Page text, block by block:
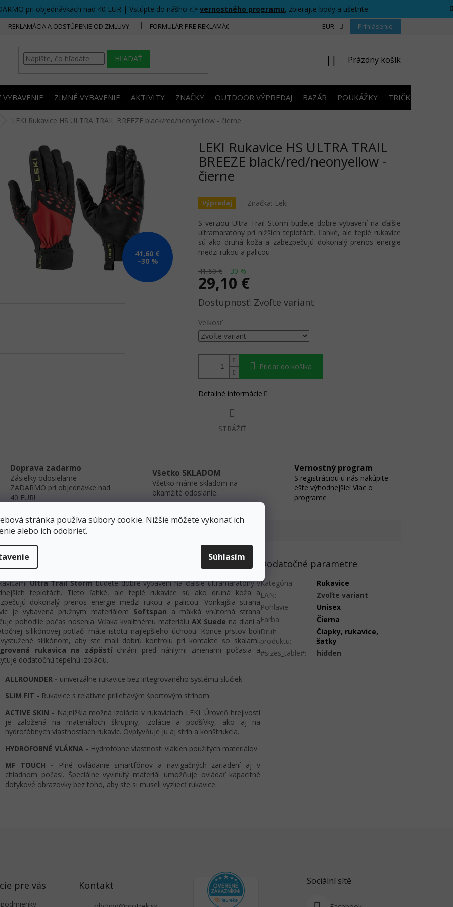
stránka používa súbory cookie. Nižšie môžete vykonať ich
alebo ich odobrieť.
Súhlasím
pri objednávkach nad 40 EUR | Vstúpte do nášho 👉 vernostného programu, zbierajte body a ušetrite.
REKLAMÁCIA A ODSTÚPENIE OD ZMLUVY FORMULÁR PRE REKLAMÁCIU FORMULÁR PRE ODSTÚPENIE OD ZMLUVY
EUR Prihlásenie
HĽADAŤ
NÁKUPNÝ
Prázdny košík
ZIMNÉ VYBAVENIE AKTIVITY ZNAČKY OUTDOOR VÝPREDAJ BAZÁR POUKÁŽKY TRIČKÁ S
LEKI Rukavice HS ULTRA TRAIL BREEZE black/red/neonyellow - čierne
41,60 €
–30 %
LEKI Rukavice HS ULTRA TRAIL
BREEZE black/red/neonyellow -
čierne
Výpredaj Značka: Leki
41,60 € –30 %
29,10 €
Jednotková
Zvoľte variant
Veľkosť
Pridať do košíka
S verziou Ultra Trail Storm budete dobre vybavení na ďalšie
ultramaratóny pri nižších teplotách. Ľahké, ale teplé rukavice
sú ako druhá koža a zabezpečujú dokonalý prenos energie
medzi rukou a palicou
Detailné informácie
STRÁŽIŤ
Doprava zadarmo
Zásielky odosielame
ZADARMO pri objednávke nad
40 EUR!
Všetko SKLADOM
Všetko máme skladom na
okamžité odoslanie.
Vernostný program
S registráciou u nás nakúpite
ešte výhodnejšie! Viac o
programe
Diskusia Darčekové poukazy
popis
Ultra Trail Stormbudete dobre vybavení na ďalšie ultramaratóny v
teplotách. Tieto ľahké, ale teplé rukavice sú ako druhá koža a
dokonalý prenos energie medzi rukou a palicou. Vonkajšia strana
je vybavená pružným materiálom Softspan a mäkká vnútorná strana
pohodlie počas nosenia. Vďaka kvalitnému materiálu AX Suede na dlani a
silikónovej potlači máte istotu najlepšieho úchopu. Konce prstov boli
silikónom, aby ste mali dobrú kontrolu pri kontakte so skalami.
rukavica na zápästíchráni pred náhlymi zmenami počasia a
dodatočnú tepelnú izoláciu.
ALLROUNDER - univerzálne rukavice bez integrovaného systému slučiek.
SLIM FIT - Rukavice s relatívne priliehavým športovým strihom.
ACTIVE SKIN - Najnižšia možná izolácia v rukaviciach LEKI. Úroveň hrejivosti
je založená na materiáloch škrupiny, izolácie a podšívky, ako aj na
hydrofóbnych vlastnostiach rukavíc. Ovplyvňuje ju aj strih a konštrukcia.
HYDROFOBNÉ VLÁKNA - Hydrofóbne vlastnosti vlákien použitých materiálov.
MF TOUCH -
Plné ovládanie smartfónov a navigačných zariadení aj v
chladnom počasí. Špeciálne vyvinutý materiál umožňuje ovládať kapacitné
dotykové obrazovky bez toho, aby ste si museli vyzliecť rukavice.
Dodatočné parametre
Kategória:
Rukavice
EAN:
Zvoľte variant
Pohlavie:
Unisex
Farba:
Čierna
Druh
produktu:
Čiapky, rukavice,
šatky
#sizes_table#: hidden
pre vás Kontakt Sociální sítě